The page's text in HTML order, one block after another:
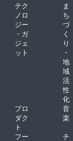
テク
ノロ
ジー
・ガ
ジェ
ット
ま
ち
づ
く
り
・
地
域
活
性
化
プロ
ダク
ト
音
楽
フー
チ